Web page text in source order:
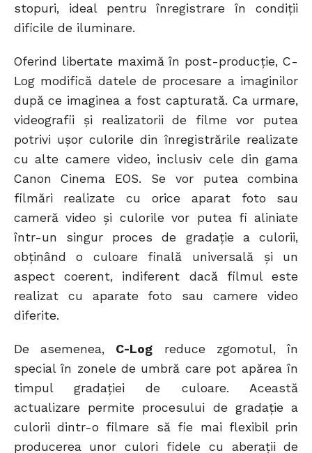
stopuri, ideal pentru înregistrare în condiţii
dificile de iluminare.
Oferind libertate maximă în post-producţie, C-
Log modifică datele de procesare a imaginilor
după ce imaginea a fost capturată. Ca urmare,
videografii şi realizatorii de filme vor putea
potrivi uşor culorile din înregistrările realizate
cu alte camere video, inclusiv cele din gama
Canon Cinema EOS. Se vor putea combina
filmări realizate cu orice aparat foto sau
cameră video şi culorile vor putea fi aliniate
într-un singur proces de gradaţie a culorii,
obţinând o culoare finală universală şi un
aspect coerent, indiferent dacă filmul este
realizat cu aparate foto sau camere video
diferite.
De asemenea, C-Log reduce zgomotul, în
special în zonele de umbră care pot apărea în
timpul gradaţiei de culoare. Această
actualizare permite procesului de gradaţie a
culorii dintr-o filmare să fie mai flexibil prin
producerea unor culori fidele cu aberaţii de